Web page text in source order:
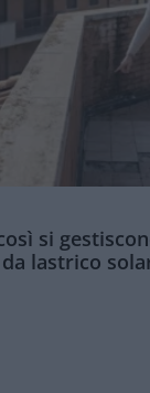
si
da lastrico